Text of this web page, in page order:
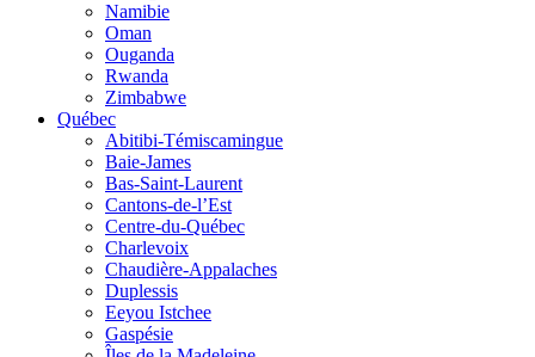
Namibie
Oman
Ouganda
Rwanda
Zimbabwe
Québec
Abitibi-Témiscamingue
Baie-James
Bas-Saint-Laurent
Cantons-de-l’Est
Centre-du-Québec
Charlevoix
Chaudière-Appalaches
Duplessis
Eeyou Istchee
Gaspésie